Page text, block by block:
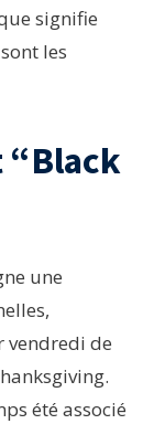
signifie
les
“Black
une
vendredi de
été associé